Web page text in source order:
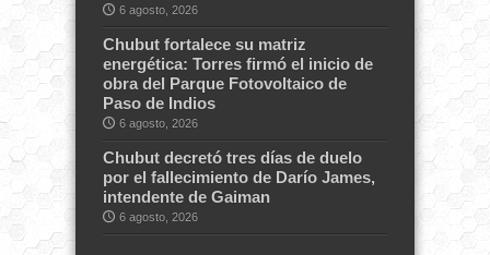
6 agosto, 2026
Chubut fortalece su matriz
energética: Torres firmó el inicio de
obra del Parque Fotovoltaico de
Paso de Indios
6 agosto, 2026
Chubut decretó tres días de duelo
por el fallecimiento de Darío James,
intendente de Gaiman
6 agosto, 2026